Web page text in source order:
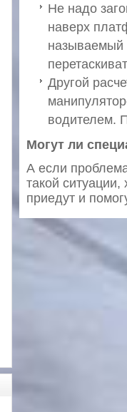
Не надо
наверх
называемый
Другой
водителем.
Могут ли
А если
такой ситуации,
приедут и